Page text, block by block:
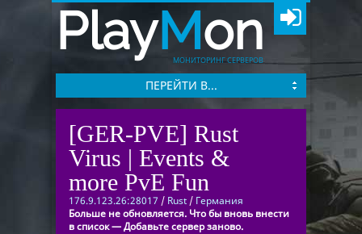
PlayMon
МОНИТОРИНГ СЕРВЕРОВ
ПЕРЕЙТИ В...
[GER-PVE] Rust
Virus | Events &
more PvE Fun
176.9.123.26:28017 / Rust / Германия
Больше не обновляется. Что бы вновь внести
в список — Добавьте сервер заново.